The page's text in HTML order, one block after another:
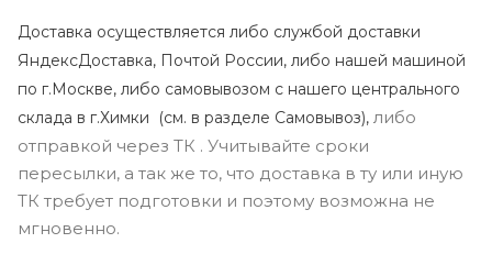
Доставка осуществляется либо службой доставки
ЯндексДоставка, Почтой России, либо нашей машиной
по г.Москве, либо самовывозом с нашего центрального
склада в г.Химки (см. в разделе Самовывоз), либо
отправкой через ТК . Учитывайте сроки
пересылки, а так же то, что доставка в ту или иную
ТК требует подготовки и поэтому возможна не
мгновенно.